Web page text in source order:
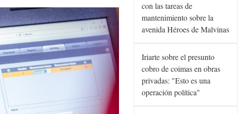
con las tareas de
mantenimiento sobre la
avenida Héroes de Malvinas
Iriarte sobre el presunto
cobro de coimas en obras
privadas: "Esto es una
operación política"